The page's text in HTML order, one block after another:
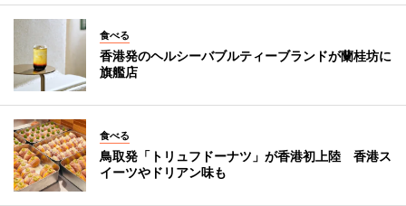
食べる
香港発のヘルシーバブルティーブランドが蘭桂坊に
旗艦店
食べる
鳥取発「トリュフドーナツ」が香港初上陸 香港ス
イーツやドリアン味も